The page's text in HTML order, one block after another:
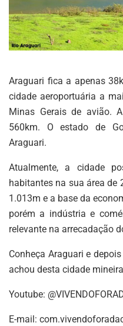
Araguari fica a apenas
cidade aeroportuária a
Minas Gerais de avião.
560km. O estado de
Araguari.
Atualmente, a cidade
habitantes na sua área de
1.013m e a base da
porém a indústria e
relevante na arrecadação
Conheça Araguari e
achou desta cidade
Youtube:
E-mail: